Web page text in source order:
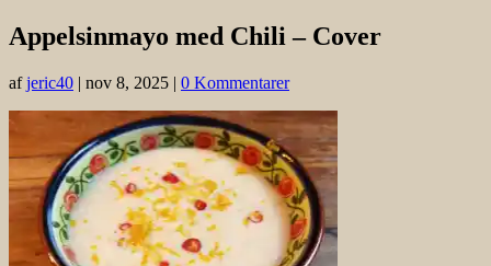
Appelsinmayo med Chili – Cover
afjeric40 | nov 8, 2025 | 0 Kommentarer